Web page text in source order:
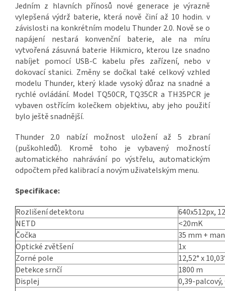
Jedním z hlavních přínosů nové generace je výrazně
vylepšená výdrž baterie, která nově činí až 10 hodin. v
závislosti na konkrétním modelu Thunder 2.0. Nově se o
napájení nestará konvenční baterie, ale na míru
vytvořená zásuvná baterie Hikmicro, kterou lze snadno
nabíjet pomocí USB-C kabelu přes zařízení, nebo v
dokovací stanici. Změny se dočkal také celkový vzhled
modelu Thunder, který klade vysoký důraz na snadné a
rychlé ovládání. Model TQ50CR, TQ35CR a TH35PCR je
vybaven ostřícím kolečkem objektivu, aby jeho použití
bylo ještě snadnější.
Thunder 2.0 nabízí možnost uložení až 5 zbraní
(puškohledů). Kromě toho je vybavený možností
automatického nahrávání po výstřelu, automatickým
odpočtem před kalibrací a novým uživatelským menu.
Specifikace:
Rozlišení detektoru
640x512px,
NETD
<20mK
Čočka
35 mm +
Optické zvětšení
1x
Zorné pole
12,52° x
Detekce srnčí
1800 m
Displej
0,39-palcový,